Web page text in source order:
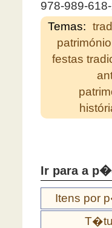
978-989-
Temas:
festas
Ir para a
Itens por